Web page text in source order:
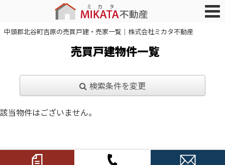
中頭郡北谷町吉原の売買戸建・売家一覧｜株式会社ミカタ不動産
売買戸建物件一覧
検索条件を変更
該当物件はございません。